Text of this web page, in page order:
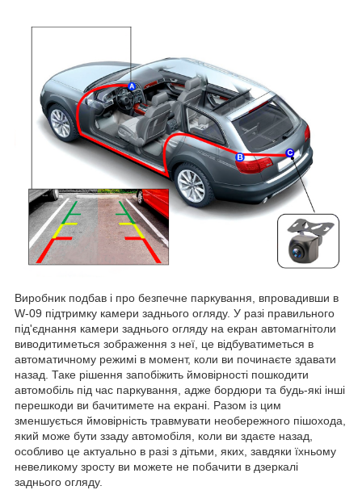
Виробник подбав і про безпечне паркування, впровадивши в
W-09 підтримку камери заднього огляду. У разі правильного
під'єднання камери заднього огляду на екран автомагнітоли
виводитиметься зображення з неї, це відбуватиметься в
автоматичному режимі в момент, коли ви починаєте здавати
назад. Таке рішення запобіжить ймовірності пошкодити
автомобіль під час паркування, адже бордюри та будь-які інші
перешкоди ви бачитимете на екрані. Разом із цим
зменшується ймовірність травмувати необережного пішохода,
який може бути ззаду автомобіля, коли ви здаєте назад,
особливо це актуально в разі з дітьми, яких, завдяки їхньому
невеликому зросту ви можете не побачити в дзеркалі
заднього огляду.